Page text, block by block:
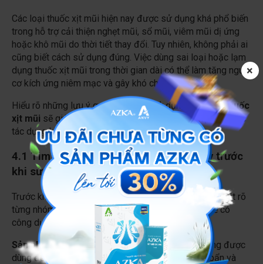
Các loại thuốc xịt mũi hiện nay được sử dụng khá phổ biến
trong hỗ trợ cải thiện nghẹt mũi, sổ mũi, viêm mũi dị ứng
hoặc khô mũi do thời tiết thay đổi. Tuy nhiên, không phải ai
cũng biết cách sử dụng đúng. Việc dùng sai loại hoặc lạm
dụng thuốc xịt mũi trong thời gian dài có thể làm tăng nguy
cơ kích ứng niêm mạc và gây khó chịu kéo dài.
Hiểu rõ những lưu ý quan trọng khi sử dụng
các loại thuốc
xịt mũi sẽ giúp nâng cao hiệu quả sử dụng và hạn chế các
tác dụng không mong muốn.
4.1 Tìm hiểu kỹ các loại xịt mũi hiện nay trước
khi sử dụng
Trước khi lựa chọn sản phẩm, người dùng nên phân biệt rõ
từng nhóm
các loại xịt mũi hiện nay
vì mỗi loại sẽ có
công dụng khác nhau.
Sản phẩm xịt nước muối sinh lý:Nhóm này thường được
dùng để làm sạch khoang mũi, hỗ trợ loại bỏ bụi bẩn và
×